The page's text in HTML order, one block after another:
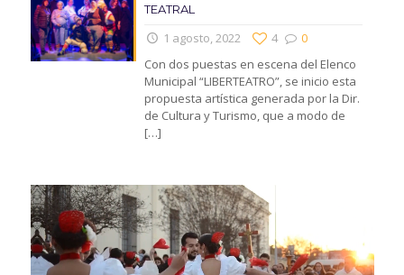
TEATRAL
1 agosto, 2022 0
4
Con dos puestas en escena del Elenco
Municipal “LIBERTEATRO”, se inicio esta
propuesta artística generada por la Dir.
de Cultura y Turismo, que a modo de
[…]